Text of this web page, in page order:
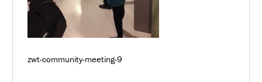
zwt-community-meeting-9